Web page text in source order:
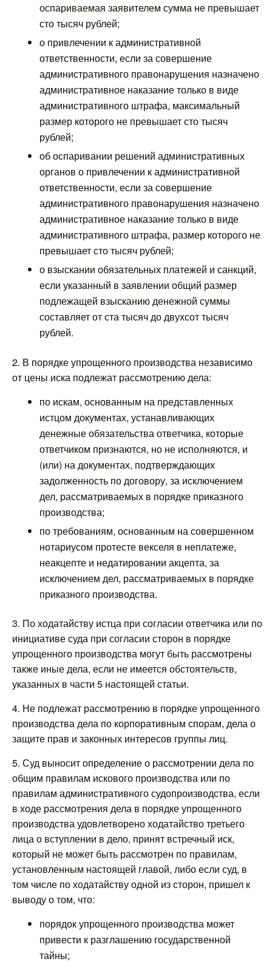
оспариваемая заявителем сумма не превышает
сто тысяч рублей;
о привлечении к административной
ответственности, если за совершение
административного правонарушения назначено
административное наказание только в виде
административного штрафа, максимальный
размер которого не превышает сто тысяч
рублей;
об оспаривании решений административных
органов о привлечении к административной
ответственности, если за совершение
административного правонарушения назначено
административное наказание только в виде
административного штрафа, размер которого не
превышает сто тысяч рублей;
о взыскании обязательных платежей и санкций,
если указанный в заявлении общий размер
подлежащей взысканию денежной суммы
составляет от ста тысяч до двухсот тысяч
рублей.
2. В порядке упрощенного производства независимо
от цены иска подлежат рассмотрению дела:
по искам, основанным на представленных
истцом документах, устанавливающих
денежные обязательства ответчика, которые
ответчиком признаются, но не исполняются, и
(или) на документах, подтверждающих
задолженность по договору, за исключением
дел, рассматриваемых в порядке приказного
производства;
по требованиям, основанным на совершенном
нотариусом протесте векселя в неплатеже,
неакцепте и недатировании акцепта, за
исключением дел, рассматриваемых в порядке
приказного производства.
3. По ходатайству истца при согласии ответчика или по
инициативе суда при согласии сторон в порядке
упрощенного производства могут быть рассмотрены
также иные дела, если не имеется обстоятельств,
указанных в части 5 настоящей статьи.
4. Не подлежат рассмотрению в порядке упрощенного
производства дела по корпоративным спорам, дела о
защите прав и законных интересов группы лиц.
5. Суд выносит определение о рассмотрении дела по
общим правилам искового производства или по
правилам административного судопроизводства, если
в ходе рассмотрения дела в порядке упрощенного
производства удовлетворено ходатайство третьего
лица о вступлении в дело, принят встречный иск,
который не может быть рассмотрен по правилам,
установленным настоящей главой, либо если суд, в
том числе по ходатайству одной из сторон, пришел к
выводу о том, что:
порядок упрощенного производства может
привести к разглашению государственной
тайны;